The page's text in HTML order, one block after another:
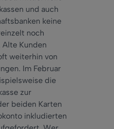
und auch
keine
noch
Alte Kunden
weiterhin von
Im Februar
die
zur
beiden Karten
inkludierten